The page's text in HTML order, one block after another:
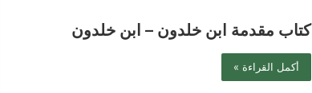
كتاب مقدمة ابن خلدون – ابن خلدون
أكمل القراءة »